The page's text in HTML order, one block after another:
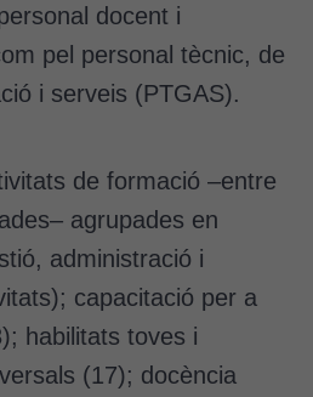
docent i
pel personal tècnic, de
i serveis (PTGAS).
de formació –entre
agrupades en
administració i
capacitació per a
habilitats toves i
(17); docència